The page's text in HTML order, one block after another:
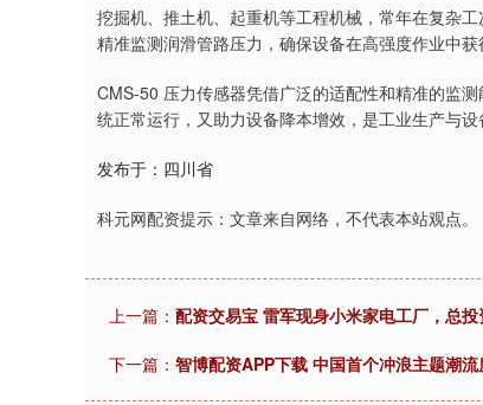
挖掘机、推土机、起重机等工程机械，常年在复杂
精准监测润滑管路压力，确保设备在高强度作业中
CMS-50 压力传感器凭借广泛的适配性和精准的监
统正常运行，又助力设备降本增效，是工业生产与
发布于：四川省
科元网配资提示：文章来自网络，不代表本站观点。
上一篇： 配资交易宝 雷军现身小米家电工厂，总
下一篇： 智博配资APP下载 中国首个冲浪主题潮